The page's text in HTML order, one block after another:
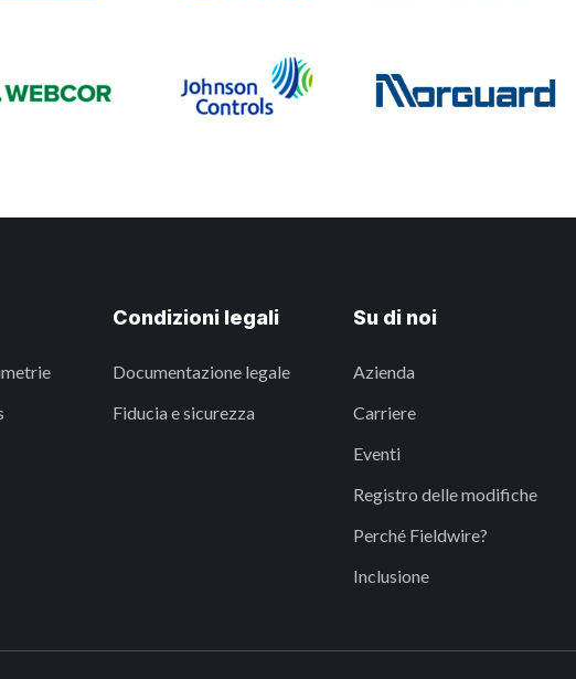
Condizioni legali
Documentazione legale
Fiducia e sicurezza
Su di noi
Azienda
Carriere
Eventi
Registro delle modifiche
Perché Fieldwire?
Inclusione